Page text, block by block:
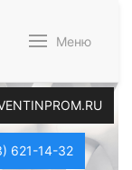
Меню
621-14-32